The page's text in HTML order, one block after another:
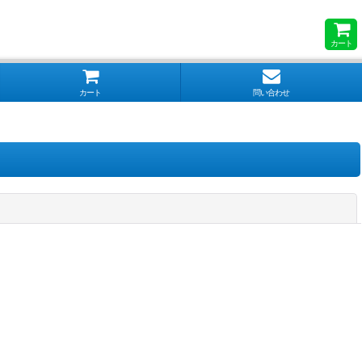
カート
カート 問い合わせ